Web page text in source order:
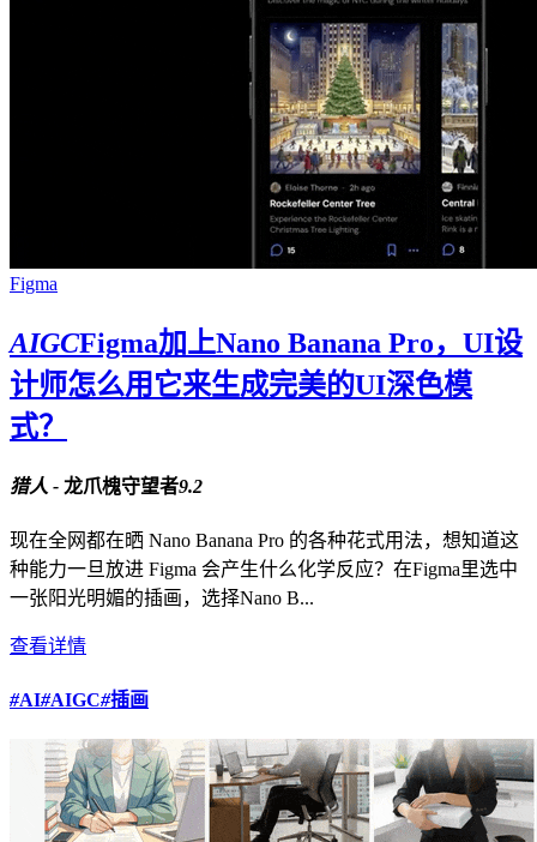
Figma
AIGCFigma加上Nano Banana Pro，UI设
计师怎么用它来生成完美的UI深色模
式？
猎人 - 龙爪槐守望者9.2
现在全网都在晒 Nano Banana Pro 的各种花式用法，想知道这
种能力一旦放进 Figma 会产生什么化学反应？在Figma里选中
一张阳光明媚的插画，选择Nano B...
查看详情
#AI#AIGC#插画